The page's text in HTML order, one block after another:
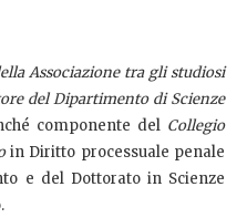
Associazione tra gli studiosi
del Dipartimento di Scienze
componente del Collegio
in Diritto processuale penale
e del Dottorato in Scienze